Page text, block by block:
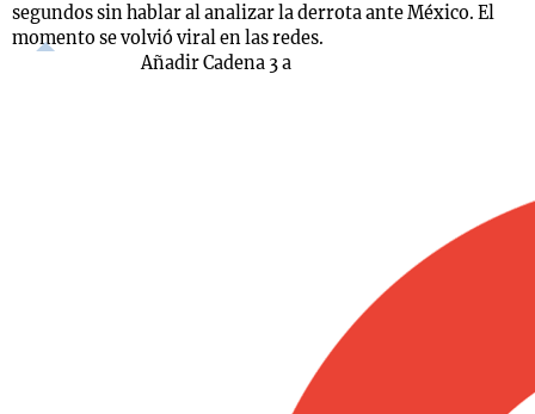
segundos sin hablar al analizar la derrota ante México. El
momento se volvió viral en las redes.
Añadir Cadena 3 a